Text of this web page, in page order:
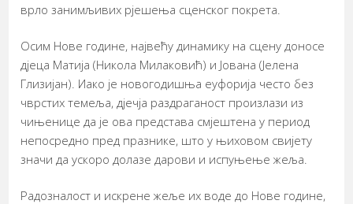
врло занимљивих рјешења сценског покрета.
Осим Нове године, највећу динамику на сцену доносе
дјеца Матија (Никола Милаковић) и Јована (Јелена
Глизијан). Иако је новогодишња еуфорија често без
чврстих темеља, дјечја раздраганост произлази из
чињенице да је ова представа смјештена у период
непосредно пред празнике, што у њиховом свијету
значи да ускоро долазе дарови и испуњење жеља.
Радозналост и искрене жеље их воде до Нове године,